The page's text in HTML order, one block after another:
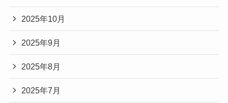
2025年10月
2025年9月
2025年8月
2025年7月